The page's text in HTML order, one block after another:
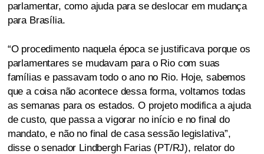
parlamentar, como ajuda para se deslocar em mudança
para Brasília.
“O procedimento naquela época se justificava porque os
parlamentares se mudavam para o Rio com suas
famílias e passavam todo o ano no Rio. Hoje, sabemos
que a coisa não acontece dessa forma, voltamos todas
as semanas para os estados. O projeto modifica a ajuda
de custo, que passa a vigorar no início e no final do
mandato, e não no final de casa sessão legislativa”,
disse o senador Lindbergh Farias (PT/RJ), relator do